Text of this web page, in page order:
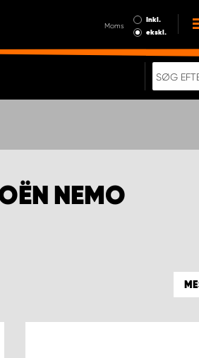
Moms
Inkl.
ekskl.
NEMO